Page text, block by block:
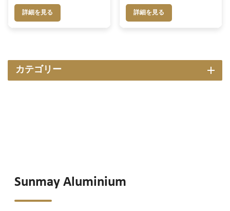
詳細を見る 詳細を見る
カテゴリー
Sunmay Aluminium